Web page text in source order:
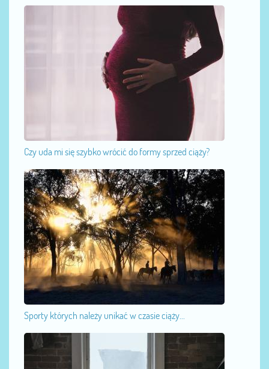
Czy uda mi się szybko wrócić do formy sprzed ciąży?
Sporty których należy unikać w czasie ciąży...